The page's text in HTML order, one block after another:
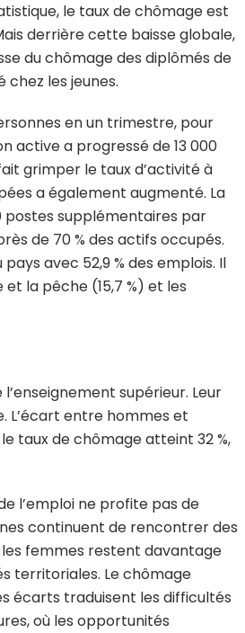
le taux de chômage est
derrière cette baisse globale,
du chômage des diplômés de
chez les jeunes.
en un trimestre, pour
active a progressé de 13 000
grimper le taux d’activité à
a également augmenté. La
postes supplémentaires par
de 70 % des actifs occupés.
avec 52,9 % des emplois. Il
la pêche (15,7 %) et les
supérieur. Leur
L’écart entre hommes et
taux de chômage atteint 32 %,
l’emploi ne profite pas de
continuent de rencontrer des
femmes restent davantage
territoriales. Le chômage
écarts traduisent les difficultés
où les opportunités